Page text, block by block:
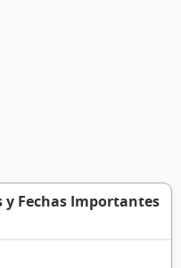
y Fechas Importantes